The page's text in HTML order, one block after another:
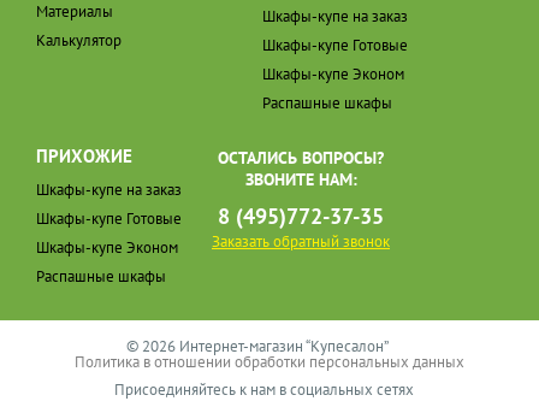
Материалы
Калькулятор
Шкафы-купе на заказ
Шкафы-купе Готовые
Шкафы-купе Эконом
Распашные шкафы
ПРИХОЖИЕ
Шкафы-купе на заказ
Шкафы-купе Готовые
Шкафы-купе Эконом
Распашные шкафы
ОСТАЛИСЬ ВОПРОСЫ?
ЗВОНИТЕ НАМ:
8 (495)772-37-35
Заказать обратный звонок
© 2026 Интернет-магазин “Купесалон”
Политика в отношении обработки персональных данных
Присоединяйтесь к нам в социальных сетях